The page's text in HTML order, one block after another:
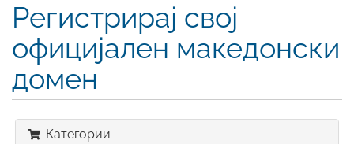
Регистрирај свој
официјален македонски
домен
Категории